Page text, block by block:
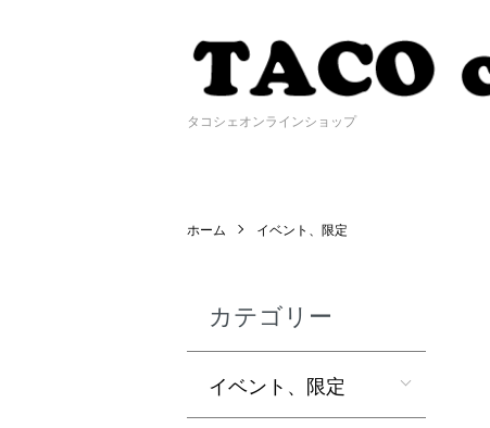
タコシェオンラインショップ
ホーム イベント、限定
カテゴリー
イベント、限定